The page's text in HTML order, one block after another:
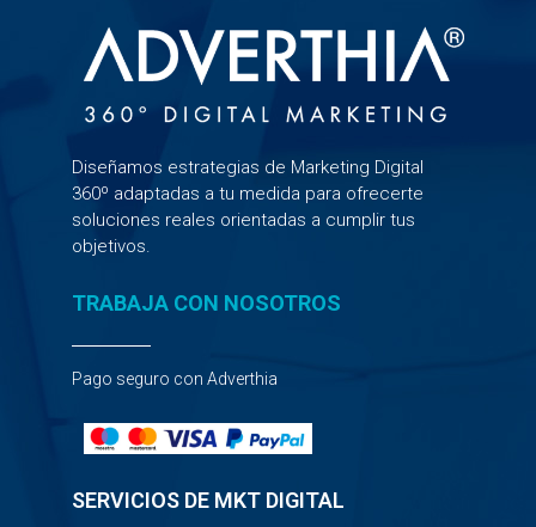
Diseñamos estrategias de Marketing Digital
360º adaptadas a tu medida para ofrecerte
soluciones reales orientadas a cumplir tus
objetivos.
TRABAJA CON NOSOTROS
Pago seguro con Adverthia
SERVICIOS DE MKT DIGITAL